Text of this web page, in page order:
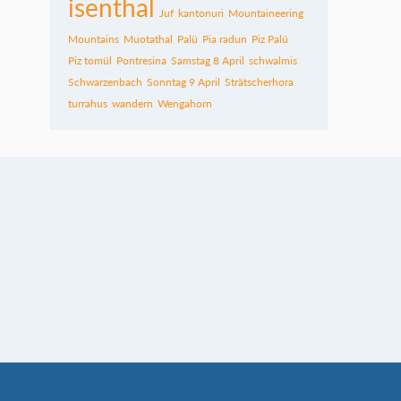
isenthal Juf kantonuri Mountaineering
Mountains Muotathal Palü Pia radun Piz Palü
Piz tomül Pontresina Samstag 8 April schwalmis
Schwarzenbach Sonntag 9 April Strätscherhora
turrahus wandern Wengahorn